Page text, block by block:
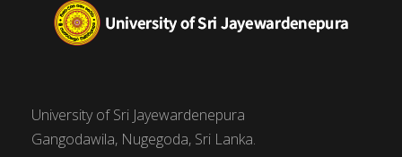
University of Sri Jayewardenepura
Gangodawila, Nugegoda, Sri Lanka.